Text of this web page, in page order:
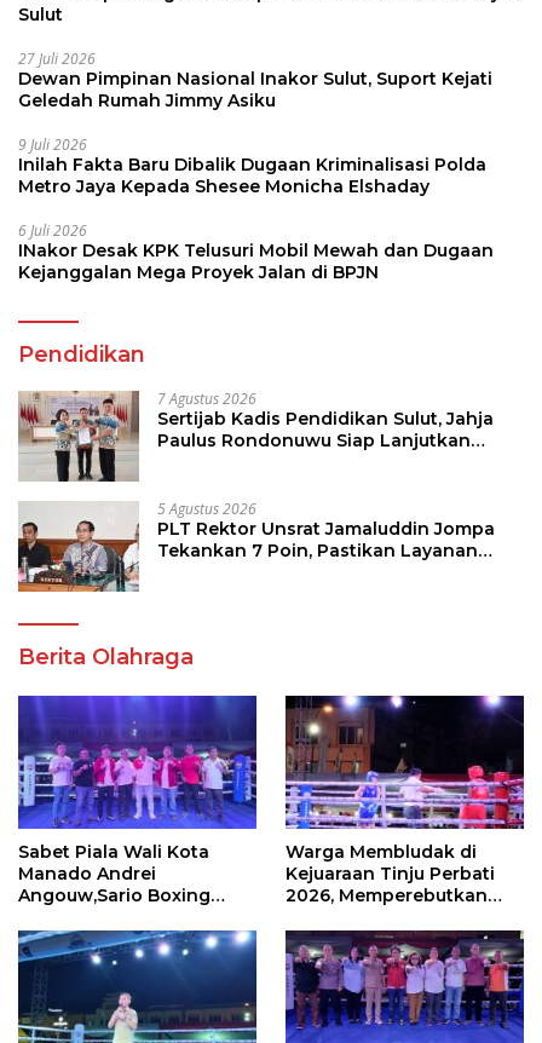
Sulut
27 Juli 2026
Dewan Pimpinan Nasional Inakor Sulut, Suport Kejati
Geledah Rumah Jimmy Asiku
9 Juli 2026
Inilah Fakta Baru Dibalik Dugaan Kriminalisasi Polda
Metro Jaya Kepada Shesee Monicha Elshaday
6 Juli 2026
INakor Desak KPK Telusuri Mobil Mewah dan Dugaan
Kejanggalan Mega Proyek Jalan di BPJN
Pendidikan
7 Agustus 2026
Sertijab Kadis Pendidikan Sulut, Jahja
Paulus Rondonuwu Siap Lanjutkan
5 Agustus 2026
PLT Rektor Unsrat Jamaluddin Jompa
Tekankan 7 Poin, Pastikan Layanan
Berita Olahraga
Sabet Piala Wali Kota
Manado Andrei
Angouw,Sario Boxing
Perbati 2026
Warga Membludak di
Kejuaraan Tinju Perbati
2026, Memperebutkan